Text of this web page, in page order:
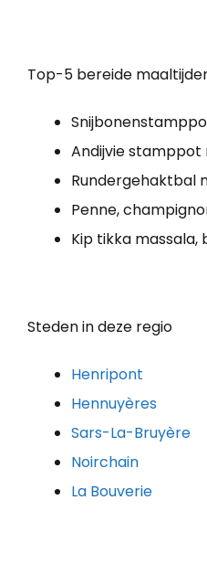
Top-5 bereide
Andijvie
Rundergehaktbal
Penne,
Kip tikka massala,
Steden in deze regio
Henripont
Hennuyères
Sars-La-Bruyère
Noirchain
La Bouverie